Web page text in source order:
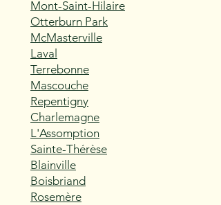
Mont-Saint-Hilaire
Otterburn Park
McMasterville
Laval
Terrebonne
Mascouche
Repentigny
Charlemagne
L'Assomption
Sainte-Thérèse
Blainville
Boisbriand
Rosemère